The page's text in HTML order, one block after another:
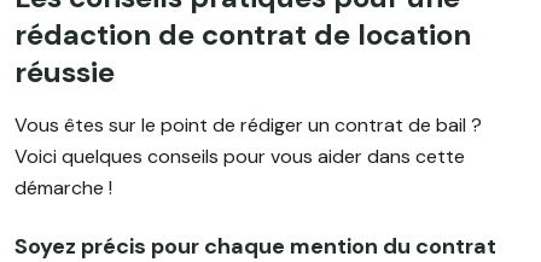
rédaction de contrat de location
réussie
Vous êtes sur le point de rédiger un contrat de bail ?
Voici quelques conseils pour vous aider dans cette
démarche !
Soyez précis pour chaque mention du contrat